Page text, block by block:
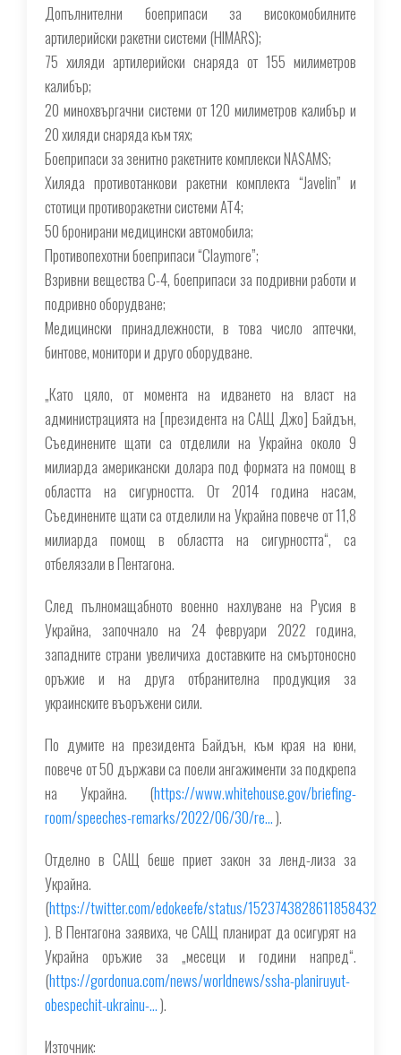
Допълнителни боеприпаси за високомобилните
артилерийски ракетни системи (HIMARS);
75 хиляди артилерийски снаряда от 155 милиметров
калибър;
20 минохвъргачни системи от 120 милиметров калибър и
20 хиляди снаряда към тях;
Боеприпаси за зенитно ракетните комплекси NASAMS;
Хиляда противотанкови ракетни комплекта “Javelin” и
стотици противоракетни системи АТ4;
50 бронирани медицински автомобила;
Противопехотни боеприпаси “Claymore”;
Взривни вещества С-4, боеприпаси за подривни работи и
подривно оборудване;
Медицински принадлежности, в това число аптечки,
бинтове, монитори и друго оборудване.
„Като цяло, от момента на идването на власт на
администрацията на [президента на САЩ Джо] Байдън,
Съединените щати са отделили на Украйна около 9
милиарда американски долара под формата на помощ в
областта на сигурността. От 2014 година насам,
Съединените щати са отделили на Украйна повече от 11,8
милиарда помощ в областта на сигурността“, са
отбелязали в Пентагона.
След пълномащабното военно нахлуване на Русия в
Украйна, започнало на 24 февруари 2022 година,
западните страни увеличиха доставките на смъртоносно
оръжие и на друга отбранителна продукция за
украинските въоръжени сили.
По думите на президента Байдън, към края на юни,
повече от 50 държави са поели ангажименти за подкрепа
на Украйна. (https://www.whitehouse.gov/briefing-
room/speeches-remarks/2022/06/30/re…).
Отделно в САЩ беше приет закон за ленд-лиза за
Украйна.
(https://twitter.com/edokeefe/status/1523743828611858432
). В Пентагона заявиха, че САЩ планират да осигурят на
Украйна оръжие за „месеци и години напред“.
(https://gordonua.com/news/worldnews/ssha-planiruyut-
obespechit-ukrainu-…).
Източник: